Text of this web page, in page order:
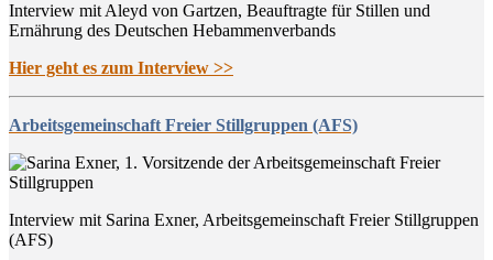
Interview mit Aleyd von Gartzen, Beauftragte für Stillen und
Ernährung des Deutschen Hebammenverbands
Hier geht es zum Interview >>
Arbeitsgemeinschaft Freier Stillgruppen (AFS)
Interview mit Sarina Exner, Arbeitsgemeinschaft Freier Stillgruppen
(AFS)